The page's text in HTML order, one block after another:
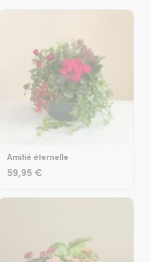
Amitié éternelle
59,95 €